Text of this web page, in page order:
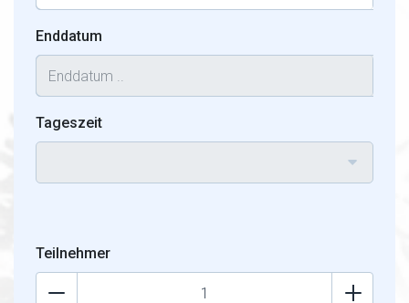
Enddatum
Tageszeit
Teilnehmer